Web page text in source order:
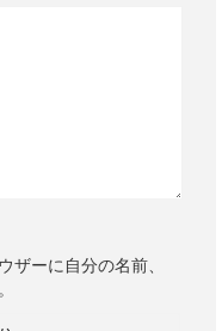
ザーに自分の名前、